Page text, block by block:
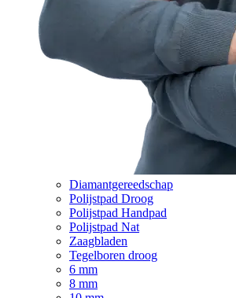
Diamantgereedschap
Polijstpad Droog
Polijstpad Handpad
Polijstpad Nat
Zaagbladen
Tegelboren droog
6 mm
8 mm